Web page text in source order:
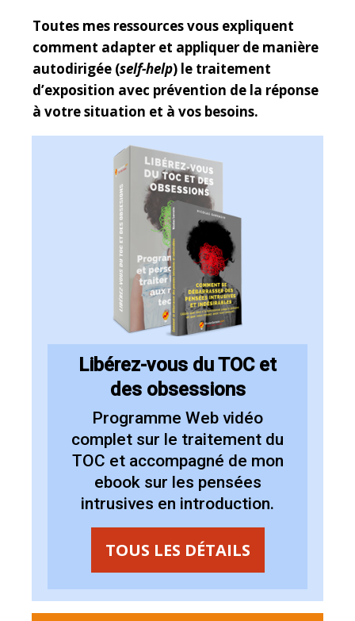
Toutes mes ressources vous expliquent
comment adapter et appliquer de manière
autodirigée (self-help) le traitement
d’exposition avec prévention de la réponse
à votre situation et à vos besoins.
Libérez-vous du TOC et
des obsessions
Programme Web vidéo
complet sur le traitement du
TOC et accompagné de mon
ebook sur les pensées
intrusives en introduction.
TOUS LES DÉTAILS